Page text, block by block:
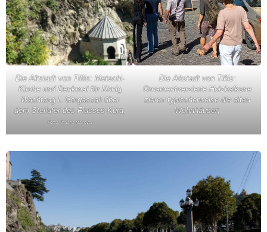
Die Altstadt von Tiflis: Metechi-
Kirche und Denkmal für König
Wachtang I. Gorgassali über
dem Steilufer des Flusses Kura,
Fotos: Tatjana Mazover
Die Altstadt von Tiflis:
Ornamentverzierte Holzbalkone
zieren typischerweise die alten
Wohnhäuser;